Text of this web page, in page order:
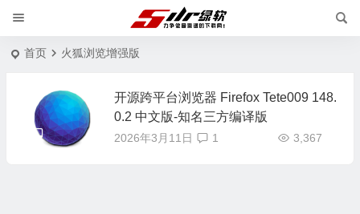
首页 火狐浏览增强版
开源跨平台浏览器 Firefox Tete009 148.
0.2 中文版-知名三方编译版
2026年3月11日 3,367
1